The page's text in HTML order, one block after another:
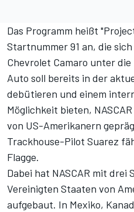
Das Programm heißt
Startnummer 91 an, die
Chevrolet Camaro unter die
Auto soll bereits in der
debütieren und einem
Möglichkeit bieten,
von US-Amerikanern
Trackhouse-Pilot Suarez
Flagge.
Dabei hat NASCAR mit drei
Vereinigten Staaten von
aufgebaut. In Mexiko,